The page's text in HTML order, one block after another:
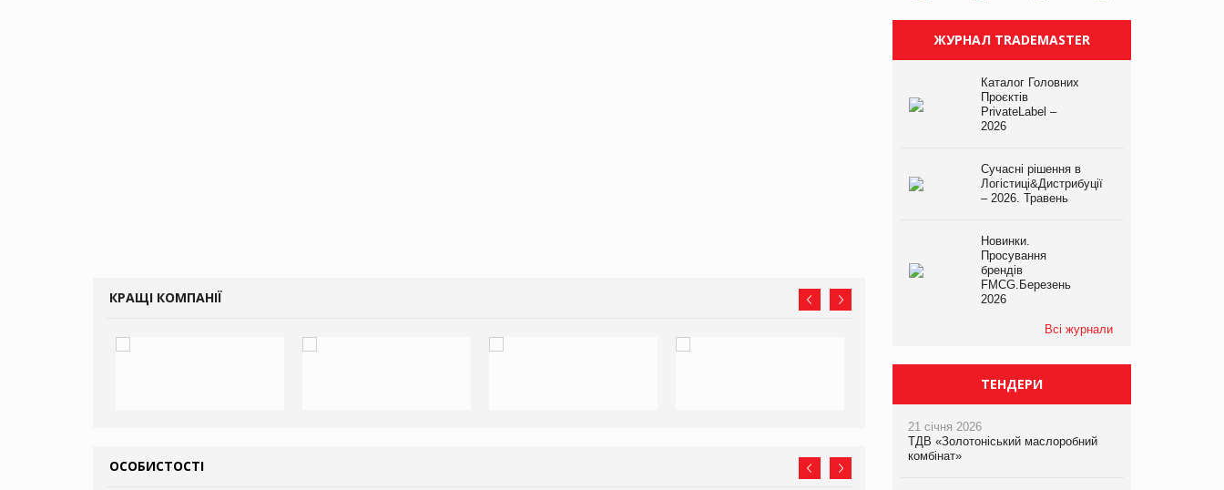
КРАЩІ КОМПАНІЇ
ОСОБИСТОСТІ
ЖУРНАЛ TRADEMASTER
Каталог Головних
Проєктів
PrivateLabel –
2026
Сучасні рішення в
Логістиці&Дистрибуції
– 2026. Травень
Новинки.
Просування
брендів
FMCG.Березень
2026
Всі журнали
ТЕНДЕРИ
21 січня 2026
ТДВ «Золотоніський маслоробний
комбінат»